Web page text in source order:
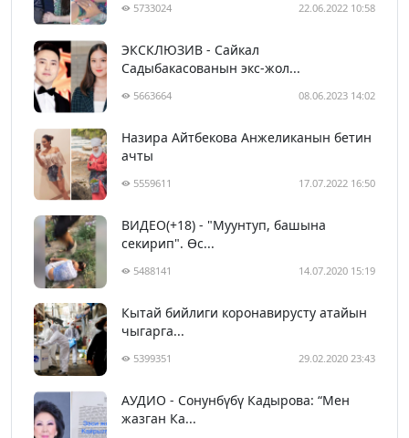
5733024 22.06.2022 10:58
ЭКСКЛЮЗИВ - Сайкал
Садыбакасованын экс-жол...
5663664 08.06.2023 14:02
Назира Айтбекова Анжеликанын бетин
ачты
5559611 17.07.2022 16:50
ВИДЕО(+18) - "Муунтуп, башына
секирип". Өс...
5488141 14.07.2020 15:19
Кытай бийлиги коронавирусту атайын
чыгарга...
5399351 29.02.2020 23:43
АУДИО - Сонунбүбү Кадырова: “Мен
жазган Ка...